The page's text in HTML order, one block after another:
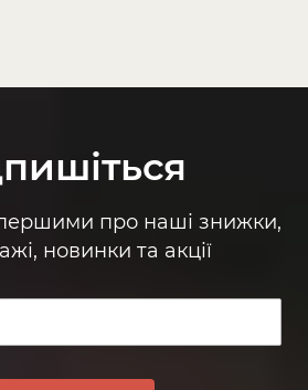
першими про наші знижки,
новинки та акції